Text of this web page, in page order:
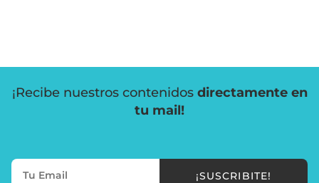
¡Recibe nuestros contenidos directamente en
tu mail!
¡SUSCRIBITE!